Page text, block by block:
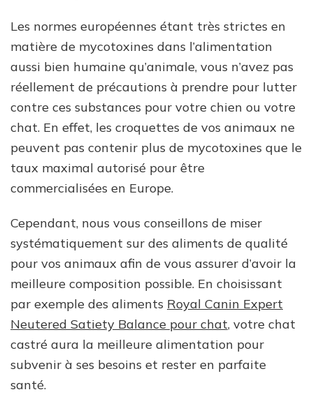
Les normes européennes étant très strictes en
matière de mycotoxines dans l’alimentation
aussi bien humaine qu’animale, vous n’avez pas
réellement de précautions à prendre pour lutter
contre ces substances pour votre chien ou votre
chat. En effet, les croquettes de vos animaux ne
peuvent pas contenir plus de mycotoxines que le
taux maximal autorisé pour être
commercialisées en Europe.
Cependant, nous vous conseillons de miser
systématiquement sur des aliments de qualité
pour vos animaux afin de vous assurer d’avoir la
meilleure composition possible. En choisissant
par exemple des aliments Royal Canin Expert
Neutered Satiety Balance pour chat, votre chat
castré aura la meilleure alimentation pour
subvenir à ses besoins et rester en parfaite
santé.